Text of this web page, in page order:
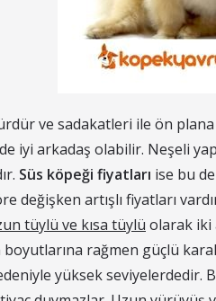
ve sadakatleri ile ön
iyi arkadaş olabilir. Neşeli
Süs köpeği fiyatları ise bu
değişken artışlı fiyatları
tüylü ve kısa tüylü olarak iki
boyutlarına rağmen güçlü
yüksek seviyelerdedir.